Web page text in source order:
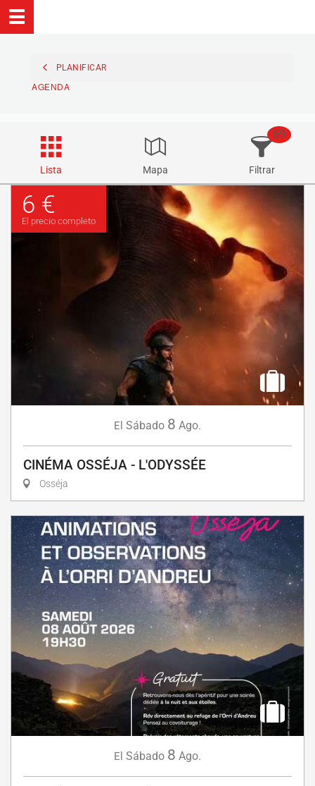
PLANIFICAR
AGENDA
Lista Mapa Filtrar
69
6 €
El precio completo
El Sábado 8 Ago.
CINÉMA OSSÉJA - L'ODYSSÉE
Osséja
El Sábado 8 Ago.